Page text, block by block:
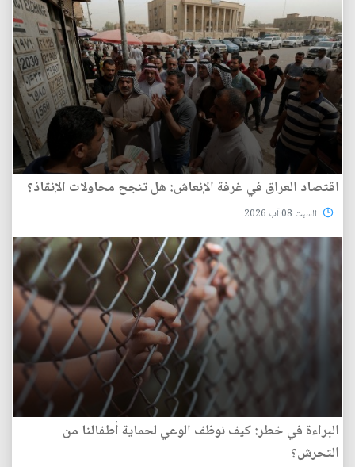
اقتصاد العراق في غرفة الإنعاش: هل تنجح محاولات الإنقاذ؟
السبت 08 آب 2026
البراءة في خطر: كيف نوظف الوعي لحماية أطفالنا من
التحرش؟